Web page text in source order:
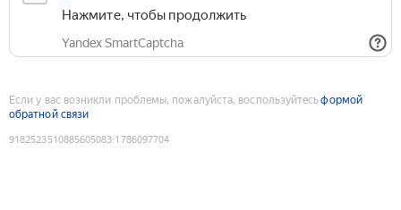
Нажмите, чтобы продолжить
Yandex SmartCaptcha
Если у вас возникли проблемы, пожалуйста, воспользуйтесьформой
обратной связи
9182523510885605083:1786097704